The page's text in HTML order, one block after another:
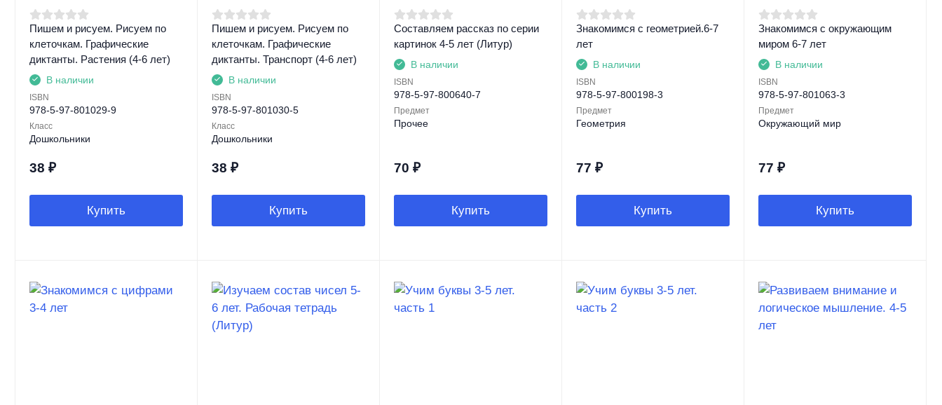
Пишем и рисуем. Рисуем по
клеточкам. Графические
диктанты. Растения (4-6 лет)
В наличии
ISBN
978-5-97-801029-9
Класс
Дошкольники
38 ₽
Купить
Пишем и рисуем. Рисуем по
клеточкам. Графические
диктанты. Транспорт (4-6 лет)
В наличии
ISBN
978-5-97-801030-5
Класс
Дошкольники
38 ₽
Купить
Составляем рассказ по серии
картинок 4-5 лет (Литур)
В наличии
ISBN
978-5-97-800640-7
Предмет
Прочее
70 ₽
Купить
Знакомимся с геометрией.6-7
лет
В наличии
ISBN
978-5-97-800198-3
Предмет
Геометрия
77 ₽
Купить
Знакомимся с окружающим
миром 6-7 лет
В наличии
ISBN
978-5-97-801063-3
Предмет
Окружающий мир
77 ₽
Купить